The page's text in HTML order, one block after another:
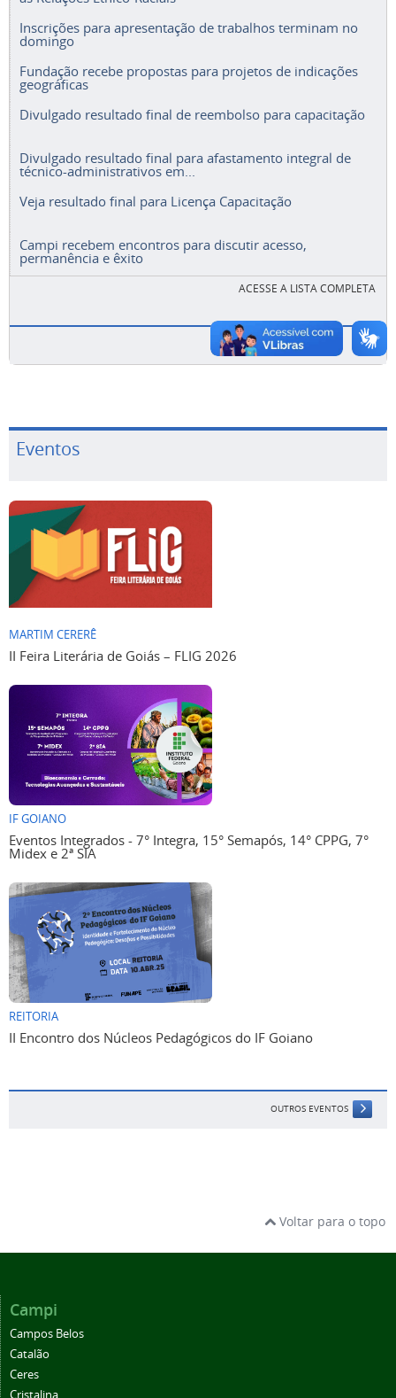
Inscrições para apresentação de trabalhos terminam no
domingo
Fundação recebe propostas para projetos de indicações
geográficas
Divulgado resultado final de reembolso para capacitação
Divulgado resultado final para afastamento integral de
técnico-administrativos em...
Veja resultado final para Licença Capacitação
Campi recebem encontros para discutir acesso,
permanência e êxito
ACESSE A LISTA COMPLETA
Eventos
MARTIM CERERÊ
II Feira Literária de Goiás – FLIG 2026
IF GOIANO
Eventos Integrados - 7° Integra, 15° Semapós, 14° CPPG, 7°
Midex e 2ª SIA
REITORIA
II Encontro dos Núcleos Pedagógicos do IF Goiano
OUTROS EVENTOS
Voltar para o topo
Campi
Campos Belos
Catalão
Ceres